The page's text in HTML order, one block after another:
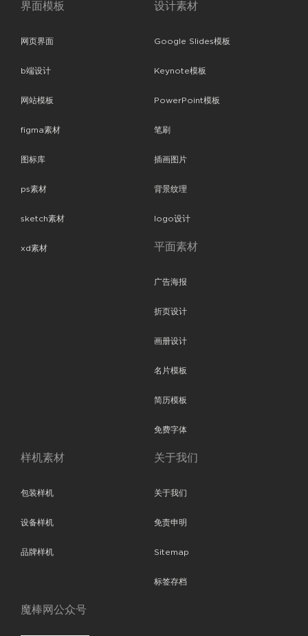
界面模板
网页界面
b端设计
网站模板
figma素材
图标库
ps素材
sketch素材
xd素材
设计素材
Google Slides模板
Keynote模板
PowerPoint模板
笔刷
插画图片
背景纹理
logo设计
平面素材
广告海报
折页设计
画册设计
名片模板
简历模板
免费字体
样机素材
包装样机
设备样机
品牌样机
关于我们
关于我们
免责申明
Sitemap
标签存档
魔棒网公众号